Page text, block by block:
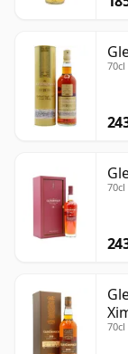
70cl
70cl
70cl